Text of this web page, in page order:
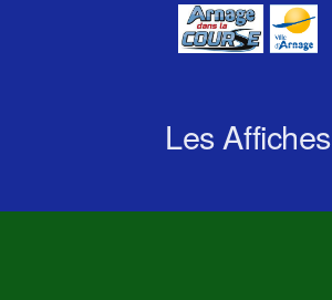
Les Affiches